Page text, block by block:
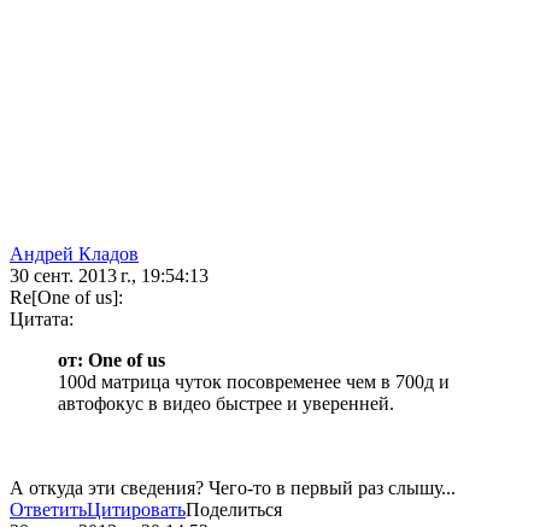
Андрей Кладов
30 сент. 2013 г., 19:54:13
Re[One of us]:
Цитата:
от: One of us
100d матрица чуток посовременее чем в 700д и
автофокус в видео быстрее и уверенней.
А откуда эти сведения? Чего-то в первый раз слышу...
ОтветитьЦитироватьПоделиться